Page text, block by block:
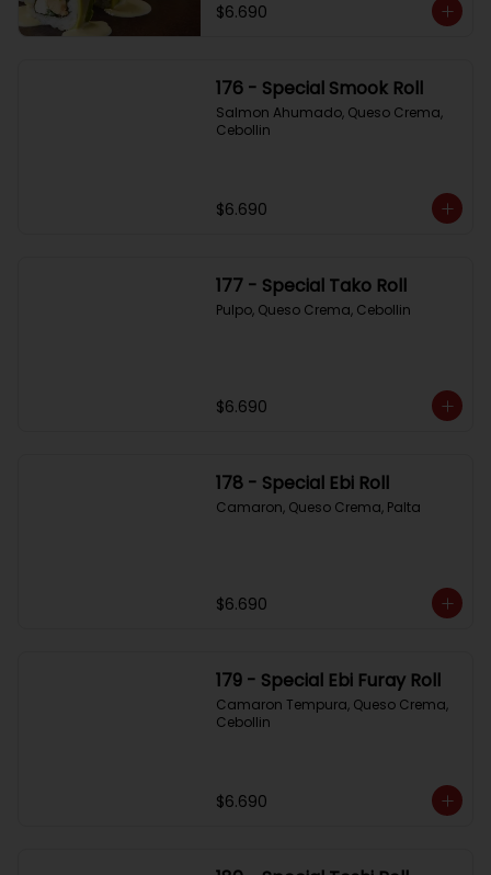
$6.690
176 - Special Smook Roll
Salmon Ahumado, Queso Crema,
Cebollin
$6.690
177 - Special Tako Roll
Pulpo, Queso Crema, Cebollin
$6.690
178 - Special Ebi Roll
Camaron, Queso Crema, Palta
$6.690
179 - Special Ebi Furay Roll
Camaron Tempura, Queso Crema,
Cebollin
$6.690